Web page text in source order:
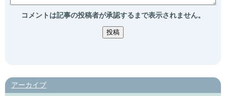
コメントは記事の投稿者が承認するまで表示されません。
アーカイブ